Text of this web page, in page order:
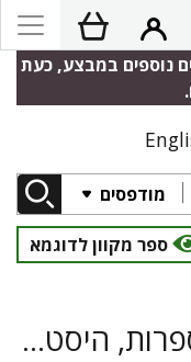
נוספים במבצע, כעת
מודפסים
ספר מקוון לדוגמא
יידיש ותרבותה, חינוך, ספרות, היסטוריה יהודית